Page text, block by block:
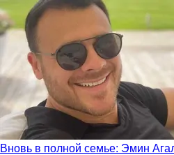
Вновь в полной семье: Эмин